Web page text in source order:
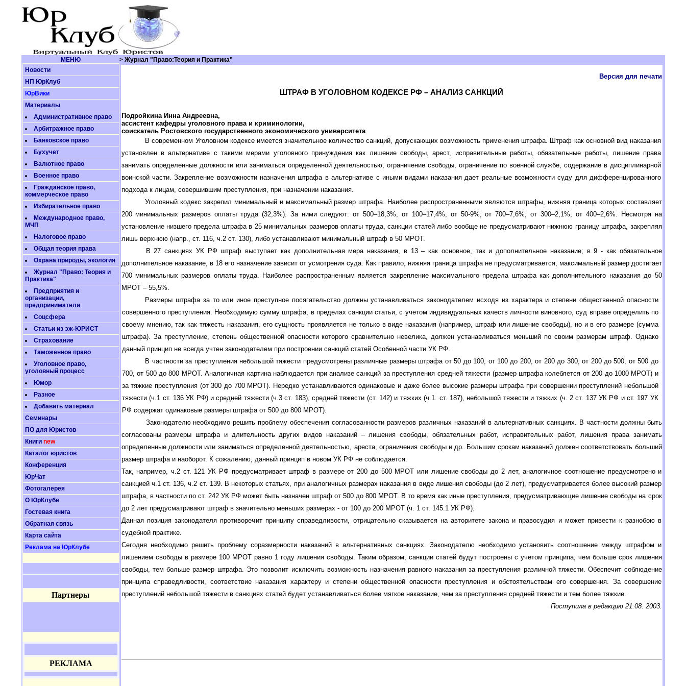
МЕНЮ
> Журнал "Право:Теория и Практика"
Новости
НП ЮрКлуб
ЮрВики
Материалы
Административное право
Арбитражное право
Банковское право
Бухучет
Валютное право
Военное право
Гражданское право,
коммерческое право
Избирательное право
Международное право,
МЧП
Налоговое право
Общая теория права
Охрана природы, экология
Журнал "Право: Теория и
Практика"
Предприятия и
организации,
предприниматели
Соцсфера
Статьи из эж-ЮРИСТ
Страхование
Таможенное право
Уголовное право,
уголовный процесс
Юмор
Разное
Добавить материал
Семинары
ПО для Юристов
Книги new
Каталог юристов
Конференция
ЮрЧат
Фотогалерея
О ЮрКлубе
Гостевая книга
Обратная связь
Карта сайта
Реклама на ЮрКлубе
Партнеры
РЕКЛАМА
Версия для печати
ШТРАФ В УГОЛОВНОМ КОДЕКСЕ РФ – АНАЛИЗ САНКЦИЙ
Подройкина Инна Андреевна,
ассистент кафедры уголовного права и криминологии,
соискатель Ростовского государственного экономического университета
В современном Уголовном кодексе имеется значительное количество санкций, допускающих возможность применения штрафа. Штраф как основной вид наказания
установлен в альтернативе с такими мерами уголовного принуждения как лишение свободы, арест, исправительные работы, обязательные работы, лишение права
занимать определенные должности или заниматься определенной деятельностью, ограничение свободы, ограничение по военной службе, содержание в дисциплинарной
воинской части. Закрепление возможности назначения штрафа в альтернативе с иными видами наказания дает реальные возможности суду для дифференцированного
подхода к лицам, совершившим преступления, при назначении наказания.
Уголовный кодекс закрепил минимальный и максимальный размер штрафа. Наиболее распространенными являются штрафы, нижняя граница которых составляет
200 минимальных размеров оплаты труда (32,3%). За ними следуют: от 500–18,3%, от 100–17,4%, от 50-9%, от 700–7,6%, от 300–2,1%, от 400–2,6%. Несмотря на
установление низшего предела штрафа в 25 минимальных размеров оплаты труда, санкции статей либо вообще не предусматривают нижнюю границу штрафа, закрепляя
лишь верхнюю (напр., ст. 116, ч.2 ст. 130), либо устанавливают минимальный штраф в 50 МРОТ.
В 27 санкциях УК РФ штраф выступает как дополнительная мера наказания, в 13 – как основное, так и дополнительное наказание; в 9 - как обязательное
дополнительное наказание, в 18 его назначение зависит от усмотрения суда. Как правило, нижняя граница штрафа не предусматривается, максимальный размер достигает
700 минимальных размеров оплаты труда. Наиболее распространенным является закрепление максимального предела штрафа как дополнительного наказания до 50
МРОТ – 55,5%.
Размеры штрафа за то или иное преступное посягательство должны устанавливаться законодателем исходя из характера и степени общественной опасности
совершенного преступления. Необходимую сумму штрафа, в пределах санкции статьи, с учетом индивидуальных качеств личности виновного, суд вправе определить по
своему мнению, так как тяжесть наказания, его сущность проявляется не только в виде наказания (например, штраф или лишение свободы), но и в его размере (сумма
штрафа). За преступление, степень общественной опасности которого сравнительно невелика, должен устанавливаться меньший по своим размерам штраф. Однако
данный принцип не всегда учтен законодателем при построении санкций статей Особенной части УК РФ.
В частности за преступления небольшой тяжести предусмотрены различные размеры штрафа от 50 до 100, от 100 до 200, от 200 до 300, от 200 до 500, от 500 до
700, от 500 до 800 МРОТ. Аналогичная картина наблюдается при анализе санкций за преступления средней тяжести (размер штрафа колеблется от 200 до 1000 МРОТ) и
за тяжкие преступления (от 300 до 700 МРОТ). Нередко устанавливаются одинаковые и даже более высокие размеры штрафа при совершении преступлений небольшой
тяжести (ч.1 ст. 136 УК РФ) и средней тяжести (ч.3 ст. 183), средней тяжести (ст. 142) и тяжких (ч.1. ст. 187), небольшой тяжести и тяжких (ч. 2 ст. 137 УК РФ и ст. 197 УК
РФ содержат одинаковые размеры штрафа от 500 до 800 МРОТ).
Законодателю необходимо решить проблему обеспечения согласованности размеров различных наказаний в альтернативных санкциях. В частности должны быть
согласованы размеры штрафа и длительность других видов наказаний – лишения свободы, обязательных работ, исправительных работ, лишения права занимать
определенные должности или заниматься определенной деятельностью, ареста, ограничения свободы и др. Большим срокам наказаний должен соответствовать больший
размер штрафа и наоборот. К сожалению, данный принцип в новом УК РФ не соблюдается.
Так, например, ч.2 ст. 121 УК РФ предусматривает штраф в размере от 200 до 500 МРОТ или лишение свободы до 2 лет, аналогичное соотношение предусмотрено и
санкцией ч.1 ст. 136, ч.2 ст. 139. В некоторых статьях, при аналогичных размерах наказания в виде лишения свободы (до 2 лет), предусматривается более высокий размер
штрафа, в частности по ст. 242 УК РФ может быть назначен штраф от 500 до 800 МРОТ. В то время как иные преступления, предусматривающие лишение свободы на срок
до 2 лет предусматривают штраф в значительно меньших размерах - от 100 до 200 МРОТ (ч. 1 ст. 145.1 УК РФ).
Данная позиция законодателя противоречит принципу справедливости, отрицательно сказывается на авторитете закона и правосудия и может привести к разнобою в
судебной практике.
Сегодня необходимо решить проблему соразмерности наказаний в альтернативных санкциях. Законодателю необходимо установить соотношение между штрафом и
лишением свободы в размере 100 МРОТ равно 1 году лишения свободы. Таким образом, санкции статей будут построены с учетом принципа, чем больше срок лишения
свободы, тем больше размер штрафа. Это позволит исключить возможность назначения равного наказания за преступления различной тяжести. Обеспечит соблюдение
принципа справедливости, соответствие наказания характеру и степени общественной опасности преступления и обстоятельствам его совершения. За совершение
преступлений небольшой тяжести в санкциях статей будет устанавливаться более мягкое наказание, чем за преступления средней тяжести и тем более тяжкие.
Поступила в редакцию 21.08. 2003.